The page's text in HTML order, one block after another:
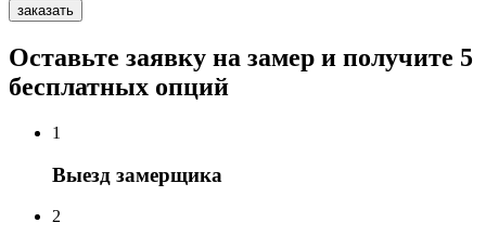
заказать
Оставьте заявку на замер и получите 5
бесплатных опций
1
Выезд замерщика
2